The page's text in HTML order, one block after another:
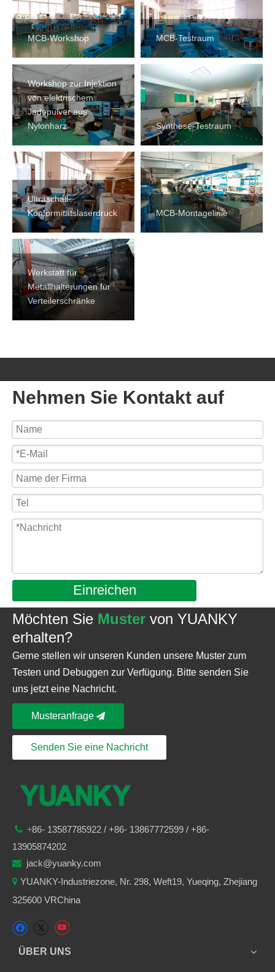
MCB-Workshop MCB-Testraum
Workshop zur Injektion
von elektrischem
Jadepulver aus
Nylonharz
Synthese-Testraum
Ultraschall-
Konformitätslaserdruck
MCB-Montagelinie
Werkstatt für
Metallhalterungen für
Verteilerschränke
Nehmen Sie Kontakt auf
Einreichen
Möchten Sie Muster von YUANKY
erhalten?
Gerne stellen wir unseren Kunden unsere Muster zum
Testen und Debuggen zur Verfügung. Bitte senden Sie
uns jetzt eine Nachricht.
Musteranfrage
Senden Sie eine Nachricht
 +86- 13587785922 / +86- 13867772599 / +86-
13905874202
 jack@yuanky.com
 YUANKY-Industriezone, Nr. 298, Weft19, Yueqing, Zhejiang
325600 VRChina
ÜBER UNS